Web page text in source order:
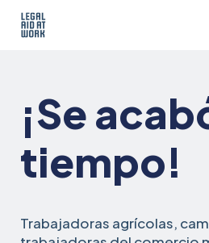
Work
¡Se
tiempo!
Trabajadoras agrícolas,